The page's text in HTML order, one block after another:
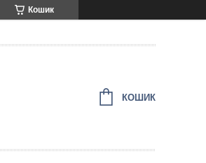
Кошик
КОШИК